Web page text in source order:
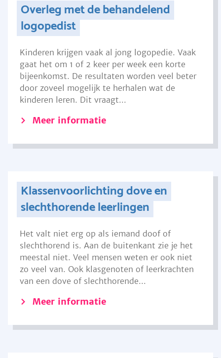
Overleg met de behandelend
logopedist
Kinderen krijgen vaak al jong logopedie. Vaak
gaat het om 1 of 2 keer per week een korte
bijeenkomst. De resultaten worden veel beter
door zoveel mogelijk te herhalen wat de
kinderen leren. Dit vraagt...
Meer informatie
Klassenvoorlichting dove en
slechthorende leerlingen
Het valt niet erg op als iemand doof of
slechthorend is. Aan de buitenkant zie je het
meestal niet. Veel mensen weten er ook niet
zo veel van. Ook klasgenoten of leerkrachten
van een dove of slechthorende...
Meer informatie